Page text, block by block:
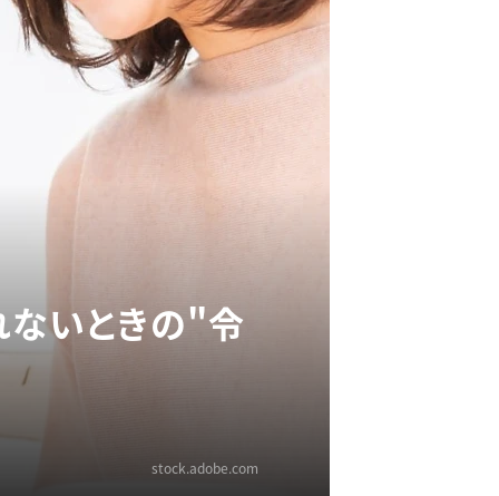
ないときの"令
stock.adobe.com